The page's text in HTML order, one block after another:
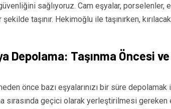
güvenliğini sağlıyoruz. Cam eşyalar,
taşınır. Hekimoğlu ile taşınırken,
Depolama: Taşınma Öncesi
önce bazı eşyalarınızı bir süre
sırasında geçici olarak yerleştirilmesi gereken